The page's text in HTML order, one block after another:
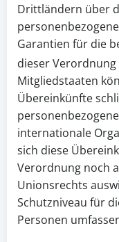
Drittländern über
Garantien für die
dieser
Mitgliedstaaten
Übereinkünfte
internationale
sich diese
Verordnung noch
Unionsrechts
Schutzniveau für
Personen